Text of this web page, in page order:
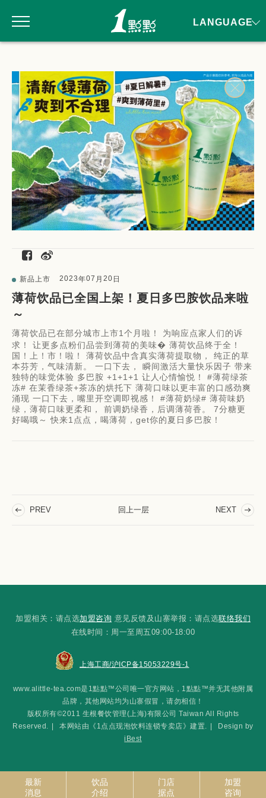
最新
消息
饮品
介绍
门店
据点
加盟
咨询
新品上市 2023年07 月 20 日
薄荷饮品已全国上架！夏日多巴胺饮品来啦
～
薄荷饮品已在部分城市上市1个月啦！ 为响应点家人们的诉
求！ 让更多点粉们品尝到薄荷的美味� 薄荷饮品终于全！
国！上！市！啦！ 薄荷饮品中含真实薄荷提取物， 纯正的草
本芬芳，气味清新。 一口下去， 瞬间激活大量快乐因子 带来
独特的味觉体验 多巴胺 +1+1+1 让人心情愉悦！ #薄荷绿茶
冻# 在茉香绿茶+茶冻的烘托下 薄荷口味以更丰富的口感劲爽
涌现 一口下去，嘴里开空调即视感！ #薄荷奶绿# 薄荷味奶
绿，薄荷口味更柔和， 前调奶绿香，后调薄荷香。 7分糖更
好喝哦～ 快来1点点，喝薄荷，get你的夏日多巴胺！
PREV 回上一层 NEXT
加盟相关：请点选加盟咨询 意见反馈及山寨举报：请点选联络我们
在线时间：周一至周五09:00-18:00
www.alittle-tea.com是1點點™公司唯一官方网站，1點點™并无其他附属
品牌，其他网站均为山寨假冒，请勿相信！
版权所有©2011 生根餐饮管理(上海)有限公司 Taiwan All Rights
Reserved.
| 本网站由《1点点现泡饮料连锁专卖店》建置. |
Design by
iBest
上海工商/沪ICP备15053229号-1
LANGUAGE